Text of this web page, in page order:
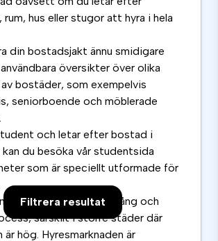
Filtrera resultat
rum, hus eller stugor att hyra i hela
din bostadsjakt ännu smidigare
översikter över olika
bostäder, som exempelvis
seniorboende och möblerade
och letar efter bostad i
du besöka vår studentsida
som är speciellt utformade för
bostad kan vara en lång och
särskilt i större städer där
hög. Hyresmarknaden är